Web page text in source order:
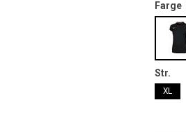
Farge
Str.
XL